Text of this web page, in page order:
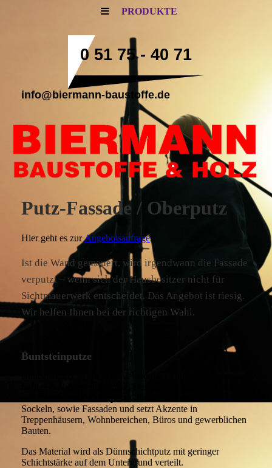
PRODUKTE
0 51 75 - 40 71
info@biermann-baustoffe.de
Putz-Fassade / Oberputz
Hier geht es zurAngebotsanfrage.
Ist die Wand gemauert, wird irgendwann die Fassade
verputzt – wenn sich der Hausbesitzer nicht für
Sichtmauerwerk entscheidet. Das Angebot ist riesig.
Wir helfen Ihnen bei der richtigen Wahl.
Buntsteinputze
Sockeln, sowie Fassaden und setzt Akzente in
Treppenhäusern, Wohnbereichen, Büros und gewerblichen
Bauten.
Das Material wird als Dünnschichtputz mit geringer
Schichtstärke auf dem Untergrund verteilt.